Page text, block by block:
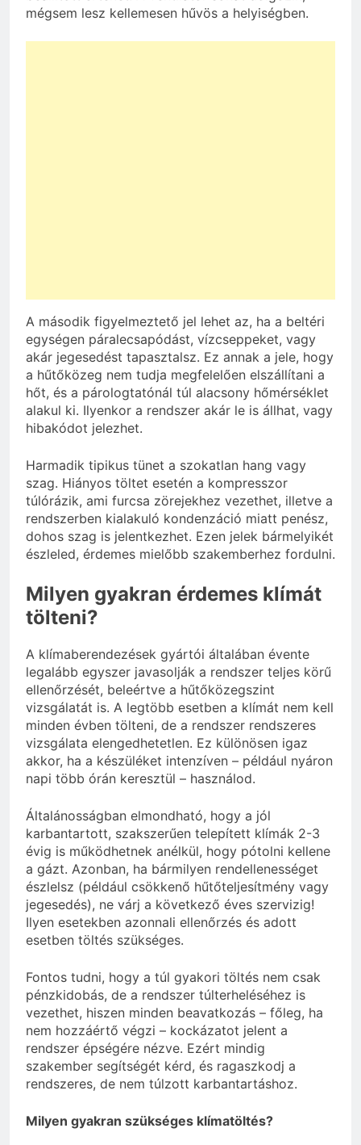
mégsem lesz kellemesen hűvös a helyiségben.
A második figyelmeztető jel lehet az, ha a beltéri
egységen páralecsapódást, vízcseppeket, vagy
akár jegesedést tapasztalsz. Ez annak a jele, hogy
a hűtőközeg nem tudja megfelelően elszállítani a
hőt, és a párologtatónál túl alacsony hőmérséklet
alakul ki. Ilyenkor a rendszer akár le is állhat, vagy
hibakódot jelezhet.
Harmadik tipikus tünet a szokatlan hang vagy
szag. Hiányos töltet esetén a kompresszor
túlórázik, ami furcsa zörejekhez vezethet, illetve a
rendszerben kialakuló kondenzáció miatt penész,
dohos szag is jelentkezhet. Ezen jelek bármelyikét
észleled, érdemes mielőbb szakemberhez fordulni.
Milyen gyakran érdemes klímát
tölteni?
A klímaberendezések gyártói általában évente
legalább egyszer javasolják a rendszer teljes körű
ellenőrzését, beleértve a hűtőközegszint
vizsgálatát is. A legtöbb esetben a klímát nem kell
minden évben tölteni, de a rendszer rendszeres
vizsgálata elengedhetetlen. Ez különösen igaz
akkor, ha a készüléket intenzíven – például nyáron
napi több órán keresztül – használod.
Általánosságban elmondható, hogy a jól
karbantartott, szakszerűen telepített klímák 2-3
évig is működhetnek anélkül, hogy pótolni kellene
a gázt. Azonban, ha bármilyen rendellenességet
észlelsz (például csökkenő hűtőteljesítmény vagy
jegesedés), ne várj a következő éves szervizig!
Ilyen esetekben azonnali ellenőrzés és adott
esetben töltés szükséges.
Fontos tudni, hogy a túl gyakori töltés nem csak
pénzkidobás, de a rendszer túlterheléséhez is
vezethet, hiszen minden beavatkozás – főleg, ha
nem hozzáértő végzi – kockázatot jelent a
rendszer épségére nézve. Ezért mindig
szakember segítségét kérd, és ragaszkodj a
rendszeres, de nem túlzott karbantartáshoz.
Milyen gyakran szükséges klímatöltés?